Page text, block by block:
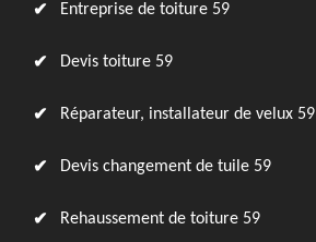
Entreprise de toiture 59
Devis toiture 59
Réparateur, installateur de velux 59
Devis changement de tuile 59
Rehaussement de toiture 59